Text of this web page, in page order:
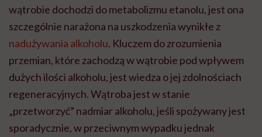
wątrobie dochodzi do metabolizmu etanolu, jest ona
szczególnie narażona na uszkodzenia wynikłe z
nadużywania alkoholu. Kluczem do zrozumienia
przemian, które zachodzą w wątrobie pod wpływem
dużych ilości alkoholu, jest wiedza o jej zdolnościach
regeneracyjnych. Wątroba jest w stanie
„przetworzyć” nadmiar alkoholu, jeśli spożywany jest
sporadycznie, w przeciwnym wypadku jednak